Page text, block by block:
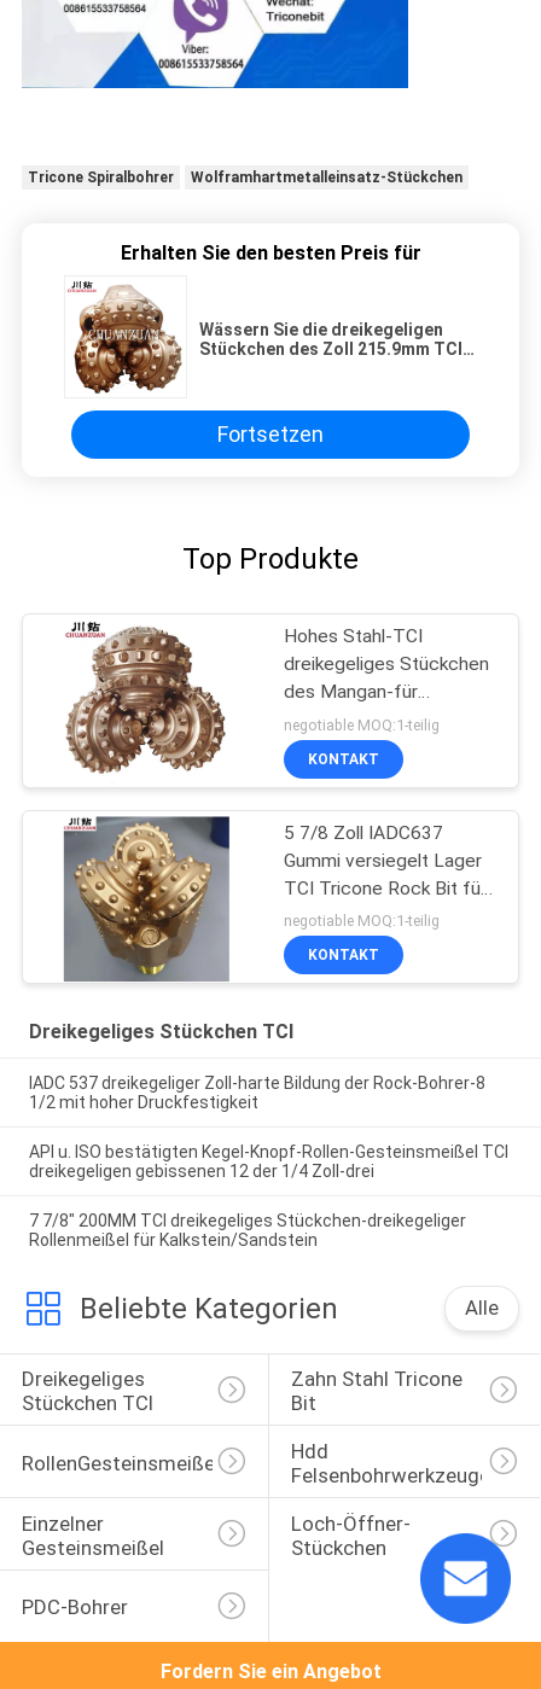
Tricone Spiralbohrer Wolframhartmetalleinsatz-Stückchen
Erhalten Sie den besten Preis für
Wässern Sie die dreikegeligen
Stückchen des Zoll 215.9mm TCI
Fortsetzen
Top Produkte
Hohes Stahl-TCI
dreikegeliges Stückchen
des Mangan-für
mittelharten Zoll der
Bildungs-17 1/2
negotiable MOQ:1-teilig
KONTAKT
5 7/8 Zoll IADC637
Gummi versiegelt Lager
TCI Tricone Rock Bit für
harte Formation
Brunnenbohrung
negotiable MOQ:1-teilig
KONTAKT
Dreikegeliges Stückchen TCI
IADC 537 dreikegeliger Zoll-harte Bildung der Rock-Bohrer-8
1/2 mit hoher Druckfestigkeit
API u. ISO bestätigten Kegel-Knopf-Rollen-Gesteinsmeißel TCI
dreikegeligen gebissenen 12 der 1/4 Zoll-drei
7 7/8" 200MM TCI dreikegeliges Stückchen-dreikegeliger
Rollenmeißel für Kalkstein/Sandstein
Beliebte Kategorien Alle
Dreikegeliges
Stückchen TCI
Zahn Stahl Tricone
Bit
RollenGesteinsmeißel
Hdd
Felsenbohrwerkzeuge
Einzelner
Gesteinsmeißel
Loch-Öffner-
Stückchen
PDC-Bohrer
Fordern Sie ein Angebot